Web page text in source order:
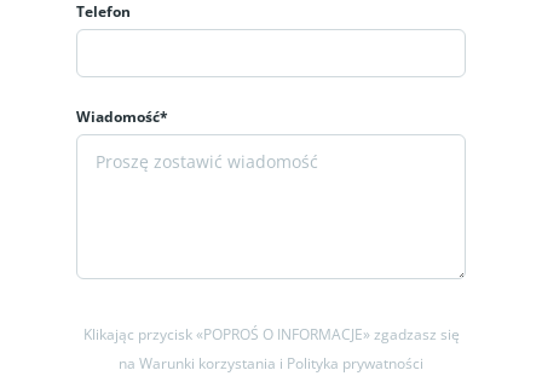
Telefon
Wiadomość*
Klikając przycisk «POPROŚ O INFORMACJE» zgadzasz się
na Warunki korzystania i Polityka prywatności